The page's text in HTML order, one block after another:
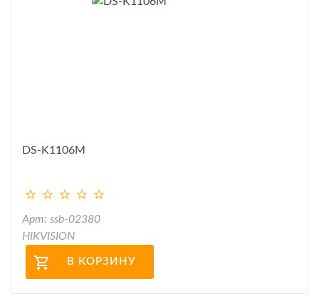
DS-K1106M
Арт: ssb-02380
HIKVISION
В КОРЗИНУ